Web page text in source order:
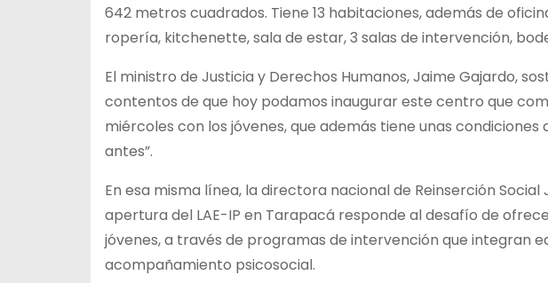
642 metros cuadrados. Tiene 13 habitaciones, además de
ropería, kitchenette, sala de estar, 3 salas de intervención,
El ministro de Justicia y Derechos Humanos, Jaime Gajardo,
contentos de que hoy podamos inaugurar este centro que
miércoles con los jóvenes, que además tiene unas
antes”.
En esa misma línea, la directora nacional de Reinserción Social
apertura del LAE-IP en Tarapacá responde al desafío de
jóvenes, a través de programas de intervención que integran
acompañamiento psicosocial.